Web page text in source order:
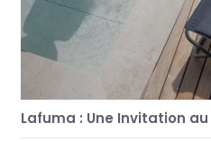
Lafuma : Une Invitation